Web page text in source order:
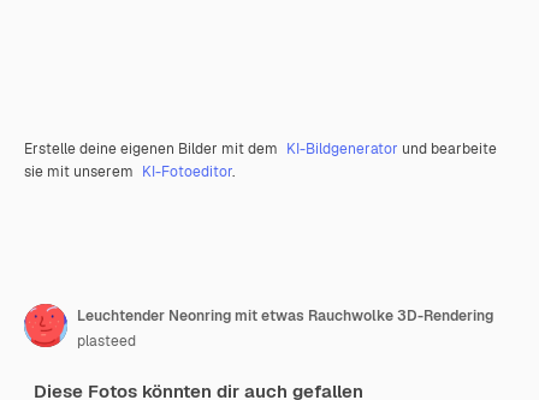
Erstelle deine eigenen Bilder mit dem KI-Bildgenerator und bearbeite
sie mit unserem KI-Fotoeditor.
Leuchtender Neonring mit etwas Rauchwolke 3D-Rendering
plasteed
Diese Fotos könnten dir auch gefallen